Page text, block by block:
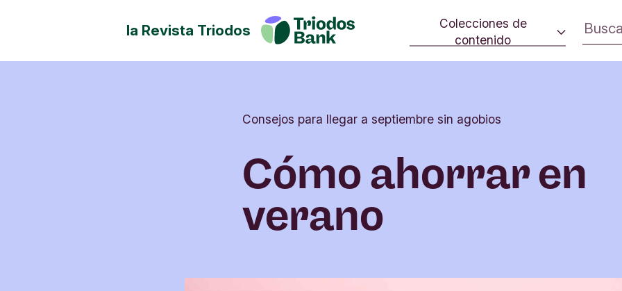
la Revista Triodos
Colecciones de
contenido
Tu dinero tiene potencial de cambio.
Consumo consciente
Iniciativas sociales
Inversión de impacto
Consejos para llegar a septiembre sin agobios
Cómo ahorrar en
verano